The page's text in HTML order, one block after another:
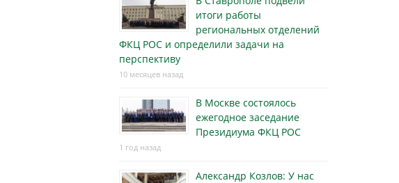
итоги работы
региональных отделений
ФКЦ РОС и определили задачи на
перспективу
10 месяцев назад
В Москве состоялось
ежегодное заседание
Президиума ФКЦ РОС
1 год назад
Александр Козлов: У нас